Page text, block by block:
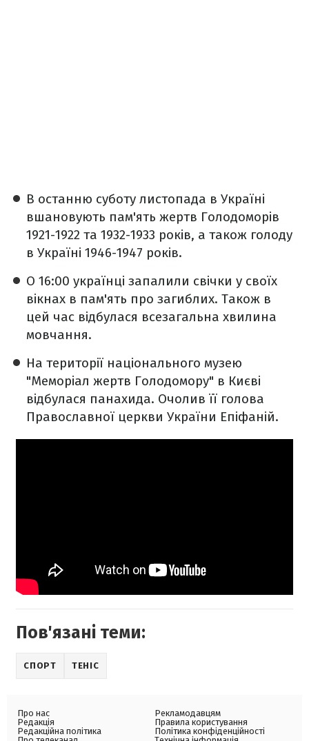
В останню суботу листопада в Україні
вшановують пам'ять жертв Голодоморів
1921-1922 та 1932-1933 років, а також голоду
в Україні 1946-1947 років.
О 16:00 українці запалили свічки у своїх
вікнах в пам'ять про загиблих. Також в
цей час відбулася всезагальна хвилина
мовчання.
На території національного музею
"Меморіал жертв Голодомору" в Києві
відбулася панахида. Очолив її голова
Православної церкви України Епіфаній.
Пов'язані теми:
СПОРТ ТЕНІС
Про нас
Редакція
Редакційна політика
Рекламодавцям
Правила користування
Політика конфіденційності